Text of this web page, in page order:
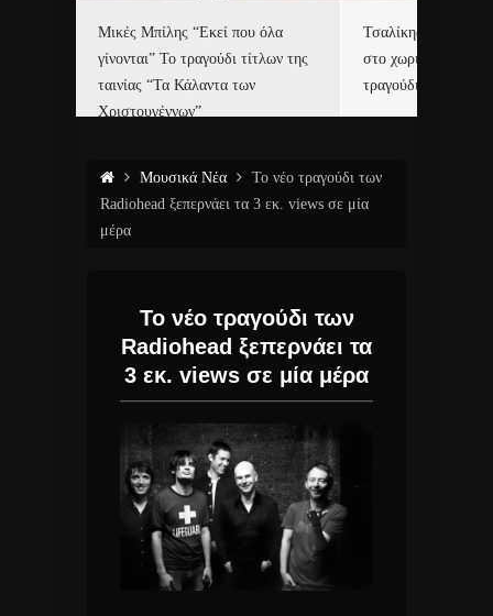
Μικές Μπίλης “Εκεί που όλα
γίνονται” Το τραγούδι τίτλων της
ταινίας “Τα Κάλαντα των
Χριστουγέννων”
Τσαλίκης,
στο χωριό του Άι
τραγούδι και video
Μουσικά Νέα
Το νέο τραγούδι των
Radiohead ξεπερνάει τα 3 εκ. views σε μία
μέρα
Το νέο τραγούδι των
Radiohead ξεπερνάει τα
3 εκ. views σε μία μέρα